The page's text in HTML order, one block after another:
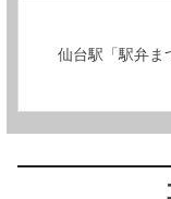
仙台駅「駅弁ま